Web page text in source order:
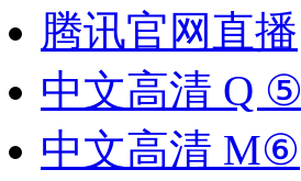
腾讯官网直播
中文高清 Q ⑤
中文高清 M⑥